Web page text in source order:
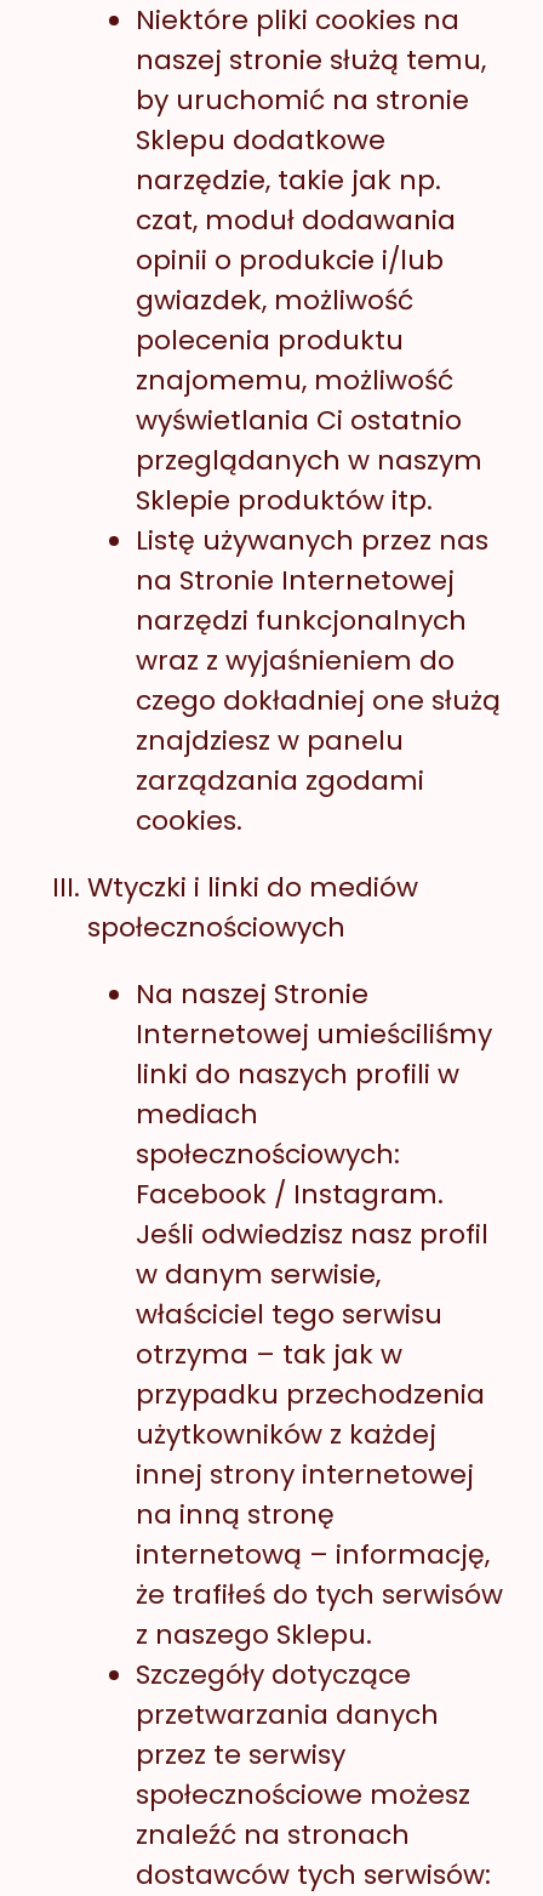
Niektóre pliki cookies na
naszej stronie służą temu,
by uruchomić na stronie
Sklepu dodatkowe
narzędzie, takie jak np.
czat, moduł dodawania
opinii o produkcie i/lub
gwiazdek, możliwość
polecenia produktu
znajomemu, możliwość
wyświetlania Ci ostatnio
przeglądanych w naszym
Sklepie produktów itp.
Listę używanych przez nas
na Stronie Internetowej
narzędzi funkcjonalnych
wraz z wyjaśnieniem do
czego dokładniej one służą
znajdziesz w panelu
zarządzania zgodami
cookies.
Wtyczki i linki do mediów
społecznościowych
Na naszej Stronie
Internetowej umieściliśmy
linki do naszych profili w
mediach
społecznościowych:
Facebook / Instagram.
Jeśli odwiedzisz nasz profil
w danym serwisie,
właściciel tego serwisu
otrzyma – tak jak w
przypadku przechodzenia
użytkowników z każdej
innej strony internetowej
na inną stronę
internetową – informację,
że trafiłeś do tych serwisów
z naszego Sklepu.
Szczegóły dotyczące
przetwarzania danych
przez te serwisy
społecznościowe możesz
znaleźć na stronach
dostawców tych serwisów: